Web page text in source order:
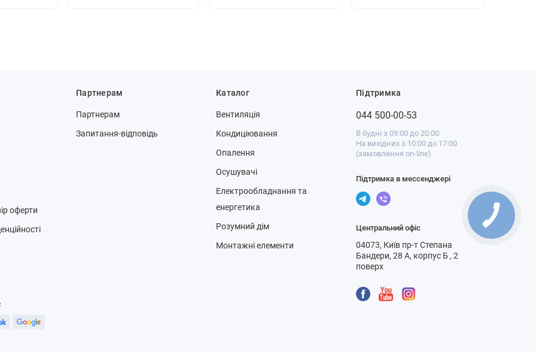
оферти
Партнерам
Партнерам
Запитання-відповідь
Каталог
Вентиляція
Кондиціювання
Опалення
Осушувачі
Електрообладнання та
енергетика
Розумний дім
Монтажні елементи
Підтримка
044 500-00-53
В будні з 09:00 до 20:00
На вихідних з 10:00 до 17:00
(замовлення on-line)
Підтримка в мессенджері
Центральний офіс
04073, Київ пр-т Степана
Бандери, 28 А, корпус Б , 2
поверх